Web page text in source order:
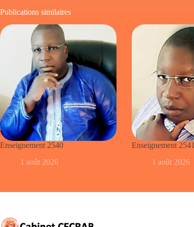
Publications similaires
Enseignement 2540
1 août 2026
Enseignement 2541
1 août 2026